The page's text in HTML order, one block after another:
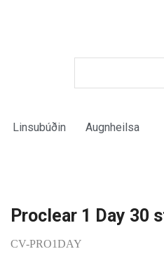
Linsubúðin Augnheilsa
Proclear 1 Day 30
CV-PRO1DAY